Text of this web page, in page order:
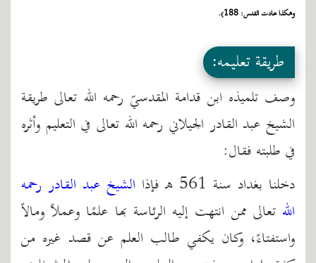
وهكذا عادت القدس: 188).
طريقة تعليمه:
وصف تلميذه ابن قدامة المقدسيّ رحمه الله تعالى طريقة
الشيخ عبد القادر الجيلاني رحمه الله تعالى في التعليم وأثره
في طلبته فقال:
دخلنا بغداد سنة 561 هـ فإذا
الشيخ عبد القادر رحمه
الله تعالى ممن انتهت إليه الرئاسة بها علمًا وعملاً ومالاً
واستفتاءً، وكان يكفي طالب العلم عن قصد غيره من